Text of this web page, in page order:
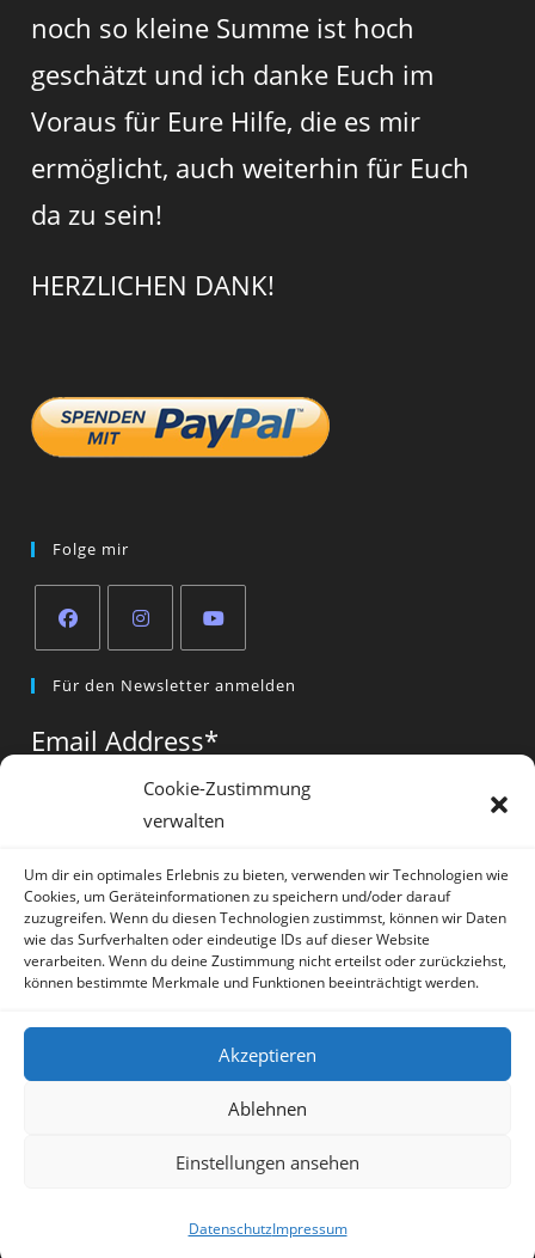
Cookie-Zustimmung
verwalten
Um dir ein optimales Erlebnis zu bieten, verwenden wir Technologien wie
Cookies, um Geräteinformationen zu speichern und/oder darauf
zuzugreifen. Wenn du diesen Technologien zustimmst, können wir Daten
wie das Surfverhalten oder eindeutige IDs auf dieser Website
verarbeiten. Wenn du deine Zustimmung nicht erteilst oder zurückziehst,
können bestimmte Merkmale und Funktionen beeinträchtigt werden.
Akzeptieren
Ablehnen
Einstellungen ansehen
DatenschutzImpressum
noch so kleine Summe ist hoch
geschätzt und ich danke Euch im
Voraus für Eure Hilfe, die es mir
ermöglicht, auch weiterhin für Euch
da zu sein!
HERZLICHEN DANK!
Folge mir
in
new
in
new
in
new
tab
Für den Newsletter anmelden
Email Address*
Vorname*
Copyright Irene Lauretti - OceanWP Theme by OceanWP